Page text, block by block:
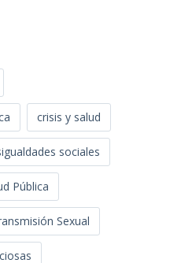
crisis y salud
sociales
Pública
Sexual